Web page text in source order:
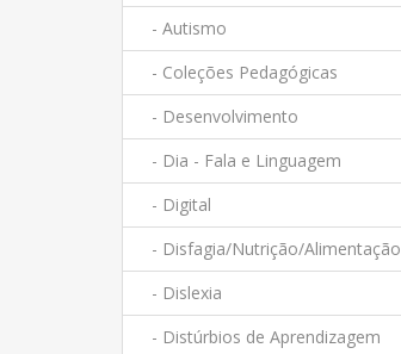
- Autismo
- Coleções Pedagógicas
- Desenvolvimento
- Dia - Fala e Linguagem
- Digital
- Disfagia/Nutrição/Alimentação
- Dislexia
- Distúrbios de Aprendizagem